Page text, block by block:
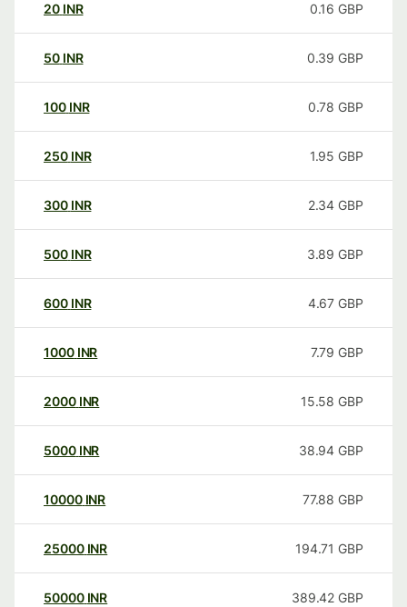
20 INR 0.16 GBP
50 INR 0.39 GBP
100 INR 0.78 GBP
250 INR 1.95 GBP
300 INR 2.34 GBP
500 INR 3.89 GBP
600 INR 4.67 GBP
1000 INR 7.79 GBP
2000 INR 15.58 GBP
5000 INR 38.94 GBP
10000 INR 77.88 GBP
25000 INR 194.71 GBP
50000 INR 389.42 GBP